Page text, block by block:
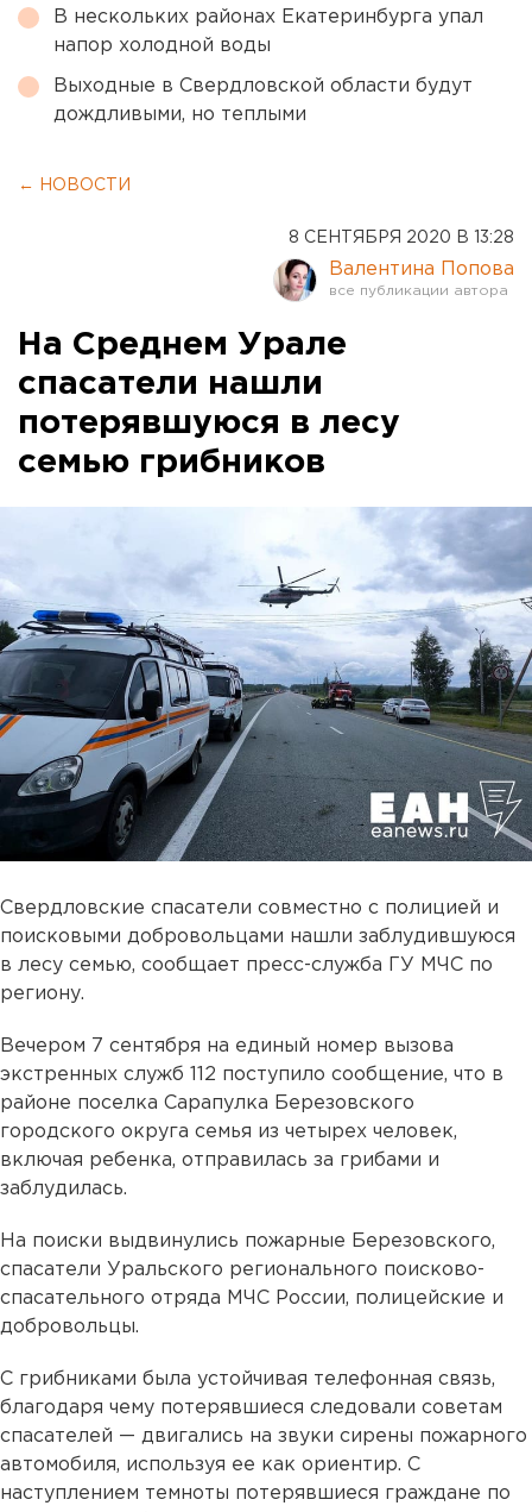
В нескольких районах Екатеринбурга упал
напор холодной воды
Выходные в Свердловской области будут
дождливыми, но теплыми
← НОВОСТИ
8 СЕНТЯБРЯ 2020 В 13:28
Валентина Попова
На Среднем Урале
спасатели нашли
потерявшуюся в лесу
семью грибников
Свердловские спасатели совместно с полицией и
поисковыми добровольцами нашли заблудившуюся
в лесу семью, сообщает пресс-служба ГУ МЧС по
региону.
Вечером 7 сентября на единый номер вызова
экстренных служб 112 поступило сообщение, что в
районе поселка Сарапулка Березовского
городского округа семья из четырех человек,
включая ребенка, отправилась за грибами и
заблудилась.
На поиски выдвинулись пожарные Березовского,
спасатели Уральского регионального поисково-
спасательного отряда МЧС России, полицейские и
добровольцы.
С грибниками была устойчивая телефонная связь,
благодаря чему потерявшиеся следовали советам
спасателей — двигались на звуки сирены пожарного
автомобиля, используя ее как ориентир. С
наступлением темноты потерявшиеся граждане по